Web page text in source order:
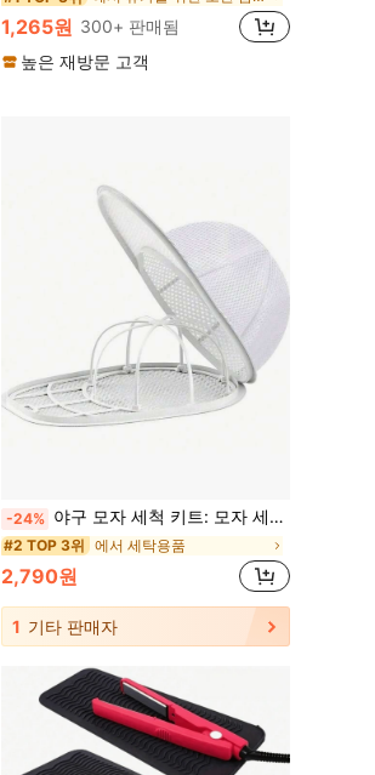
1,265원 300+ 판매됨
높은 재방문 고객
-24% 야구 모자 세척 키트: 모자 세척 랙 및 메쉬 세탁 가방 - 변형 방지, 식기세척기 및 세탁기 사용 가능
#2 TOP 3위 에서 세탁용품
2,790원
1 기타 판매자